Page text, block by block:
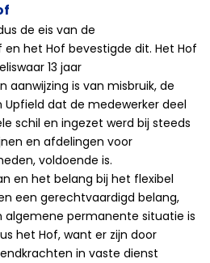
de eis van de
het Hof bevestigde dit. Het Hof
13 jaar
aanwijzing is van misbruik, de
dat de medewerker deel
schil en ingezet werd bij steeds
en afdelingen voor
voldoende is.
en het belang bij het flexibel
een gerechtvaardigd belang,
algemene permanente situatie is
het Hof, want er zijn door
in vaste dienst